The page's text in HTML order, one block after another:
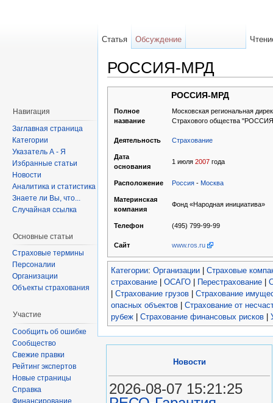
РОССИЯ-МРД
РОССИЯ-МРД
Полное
название
Московская региональная
Страхового общества
Деятельность Страхование
Дата
основания
1 июля 2007года
Расположение Россия- Москва
Материнская
компания
Фонд «Народная инициатива»
Телефон (495) 799-99-99
Сайт www.ros.ru
Категории: Организации | Страховые
страхование | ОСАГО | Перестрахование |
| Страхование грузов | Страхование
опасных объектов | Страхование от
рубеж | Страхование финансовых рисков |
Статья Обсуждение
Навигация
Заглавная страница
Категории
Указатель А - Я
Избранные статьи
Новости
Аналитика и статистика
Знаете ли Вы, что...
Случайная ссылка
Основные статьи
Страховые термины
Персоналии
Организации
Объекты страхования
Участие
Сообщить об ошибке
Сообщество
Свежие правки
Рейтинг экспертов
Новые страницы
Справка
Финансирование
Новости
2026-08-07 15:21:25